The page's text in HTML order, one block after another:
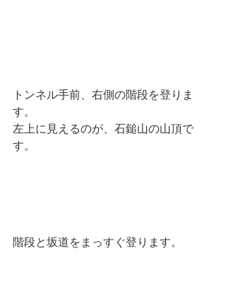
トンネル手前、右側の階段を登りま
す。
左上に見えるのが、石鎚山の山頂で
す。
階段と坂道をまっすぐ登ります。